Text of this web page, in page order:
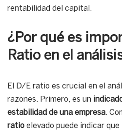
rentabilidad del capital.
¿Por qué es
Ratio en el
El D/E ratio es crucial en el
razones. Primero, es un
estabilidad de una empresa.
ratio elevado puede indicar que